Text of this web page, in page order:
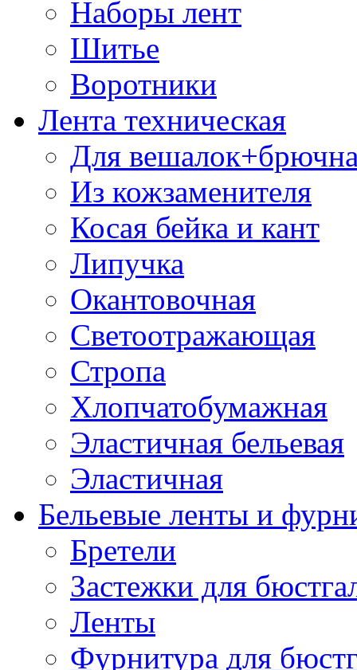
Наборы лент
Шитье
Воротники
Лента техническая
Для
Из кожзаменителя
Косая бейка и кант
Липучка
Окантовочная
Светоотражающая
Стропа
Хлопчатобумажная
Эластичная бельевая
Эластичная
Бельевые ленты и
Бретели
Застежки для
Ленты
Фурнитура для